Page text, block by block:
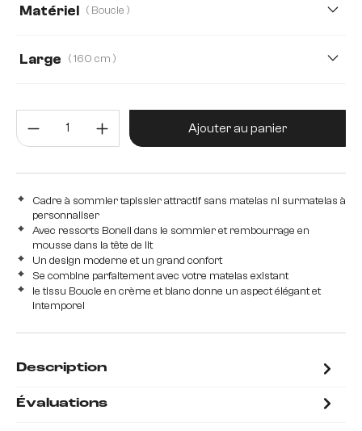
Matériel ( Boucle )
Large ( 160 cm )
200 cm Quantité de produit : Entrez la
Ajouter au panier
Cadre à sommier tapissier attractif sans matelas ni surmatelas à
personnaliser
Avec ressorts Bonell dans le sommier et rembourrage en
mousse dans la tête de lit
Un design moderne et un grand confort
Se combine parfaitement avec votre matelas existant
le tissu Boucle en crème et blanc donne un aspect élégant et
intemporel
Description
Évaluations